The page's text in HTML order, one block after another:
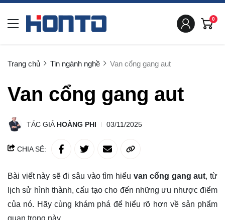
0
Trang chủ Tin ngành nghề Van cổng gang aut
Van cổng gang aut
TÁC GIẢ HOÀNG PHI 03/11/2025
CHIA SẺ:
Bài viết này sẽ đi sâu vào tìm hiểu van cổng gang aut, từ
lịch sử hình thành, cấu tạo cho đến những ưu nhược điểm
của nó. Hãy cùng khám phá để hiểu rõ hơn về sản phẩm
quan trọng này.